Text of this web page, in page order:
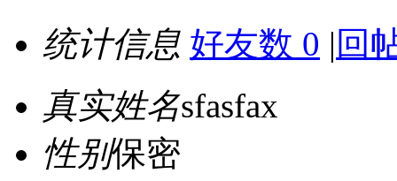
统计信息 好友数 0 | 回
真实姓名sfasfax
性别保密